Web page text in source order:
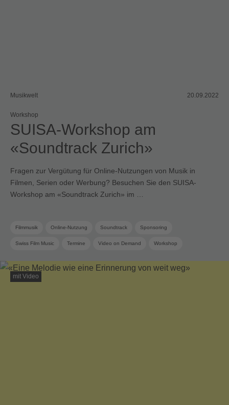
Musikwelt 20.09.2022
Workshop
SUISA-Workshop am
«Soundtrack Zurich»
Fragen zur Vergütung für Online-Nutzungen von Musik in
Filmen, Serien oder Werbung? Besuchen Sie den SUISA-
Workshop am «Soundtrack Zurich» im …
Filmmusik Online-Nutzung Soundtrack Sponsoring
Swiss Film Music Termine Video on Demand Workshop
mit Video